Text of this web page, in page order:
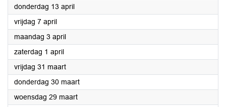
donderdag 13 april2023
vrijdag 7 april2023
maandag 3 april2023
zaterdag 1 april2023
vrijdag 31 maart2023
donderdag 30 maart2023
woensdag 29 maart2023